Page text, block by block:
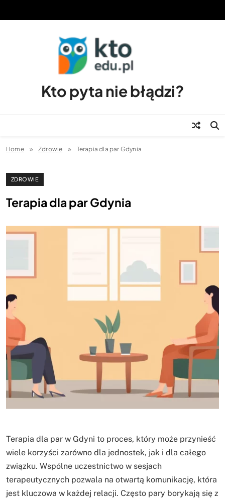
Kto pyta nie błądzi?
Home Zdrowie Terapia dla par Gdynia
ZDROWIE
Terapia dla par Gdynia
Terapia dla par w Gdyni to proces, który może przynieść
wiele korzyści zarówno dla jednostek, jak i dla całego
związku. Wspólne uczestnictwo w sesjach
terapeutycznych pozwala na otwartą komunikację, która
jest kluczowa w każdej relacji. Często pary borykają się z